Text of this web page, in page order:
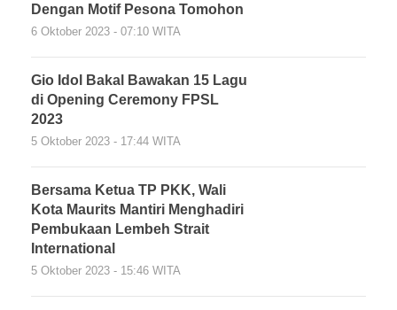
Dengan Motif Pesona Tomohon
6 Oktober 2023 - 07:10 WITA
Gio Idol Bakal Bawakan 15 Lagu
di Opening Ceremony FPSL
2023
5 Oktober 2023 - 17:44 WITA
Bersama Ketua TP PKK, Wali
Kota Maurits Mantiri Menghadiri
Pembukaan Lembeh Strait
International
5 Oktober 2023 - 15:46 WITA